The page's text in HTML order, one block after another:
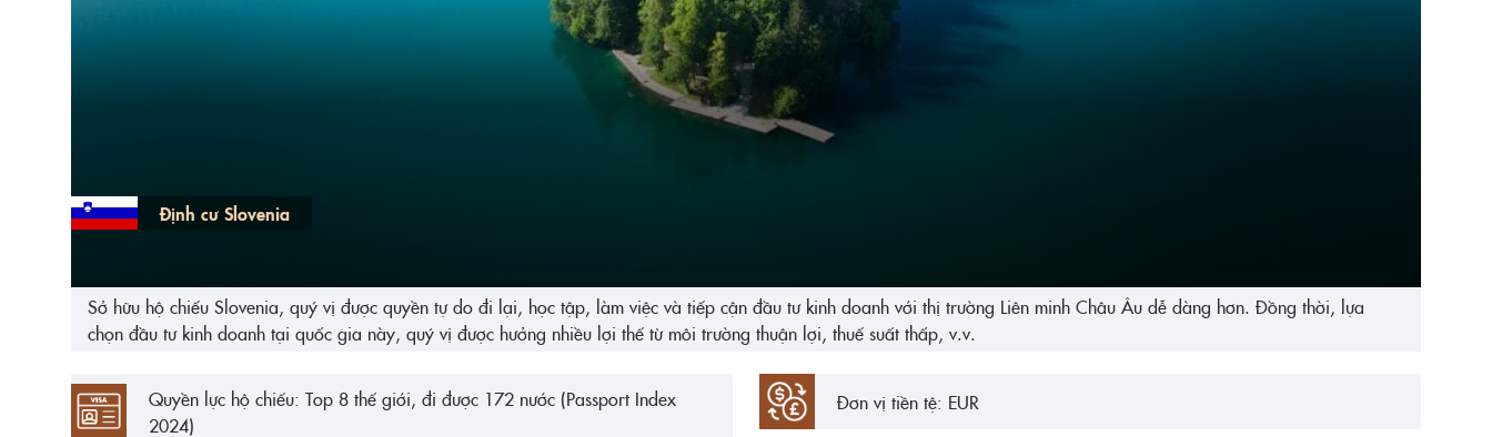
Định cư Slovenia
Sở hữu hộ chiếu Slovenia, quý vị được quyền tự do đi lại, học tập, làm việc và tiếp cận đầu tư kinh doanh với thị trường Liên minh Châu Âu dễ dàng hơn. Đồng thời, lựa
chọn đầu tư kinh doanh tại quốc gia này, quý vị được hưởng nhiều lợi thế từ môi trường thuận lợi, thuế suất thấp, v.v.
Quyền lực hộ chiếu: Top 8 thế giới, đi được 172 nước (Passport Index
2024)
Đơn vị tiền tệ: EUR